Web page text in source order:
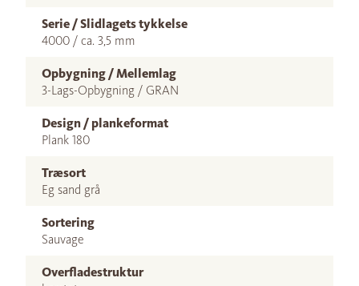
Serie / Slidlagets tykkelse
4000 / ca. 3,5 mm
Opbygning / Mellemlag
3-Lags-Opbygning / GRAN
Design / plankeformat
Plank 180
Træsort
Eg sand grå
Sortering
Sauvage
Overfladestruktur